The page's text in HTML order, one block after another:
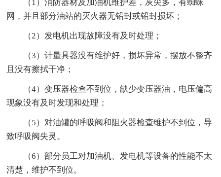
（1）消防器材及加油机维护差，灰尖多，有蜘蛛
网，并且部分油站的灭火器无铅封或铅封损坏；
（2）发电机出现故障没有及时处理；
（3）计量具器没有维护好，损坏异常，摆放不整齐
且没有擦拭干净；
（4）变压器检查不到位，缺少变压器油，电压偏高
现象没有及时发现和处理；
（5）对油罐的呼吸阀和阻火器检查维护不到位，导
致呼吸阀失灵。
（6）部分员工对加油机、发电机等设备的性能不太
清楚，维护不到位。